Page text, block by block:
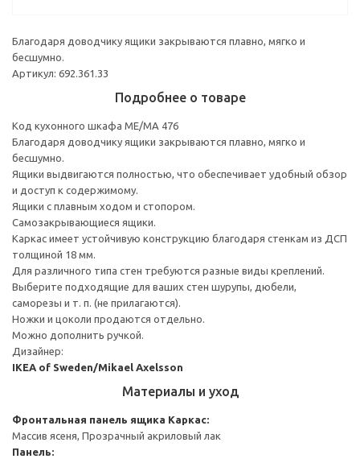
Благодаря доводчику ящики закрываются плавно, мягко и
бесшумно.
Артикул: 692.361.33
Подробнее о товаре
Код кухонного шкафа ME/MA 476
Благодаря доводчику ящики закрываются плавно, мягко и
бесшумно.
Ящики выдвигаются полностью, что обеспечивает удобный обзор
и доступ к содержимому.
Ящики с плавным ходом и стопором.
Самозакрывающиеся ящики.
Каркас имеет устойчивую конструкцию благодаря стенкам из ДСП
толщиной 18 мм.
Для различного типа стен требуются разные виды креплений.
Выберите подходящие для ваших стен шурупы, дюбели,
саморезы и т. п. (не прилагаются).
Ножки и цоколи продаются отдельно.
Можно дополнить ручкой.
Дизайнер:
IKEA of Sweden/Mikael Axelsson
Материалы и уход
Фронтальная панель ящика Каркас:
Массив ясеня, Прозрачный акриловый лак
Панель: